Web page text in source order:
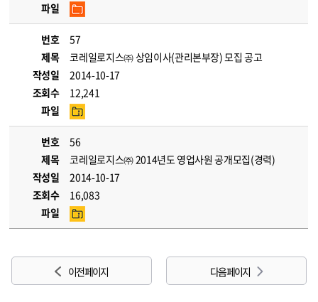
파일
번호
57
제목
코레일로지스㈜ 상임이사(관리본부장) 모집 공고
작성일
2014-10-17
조회수
12,241
파일
번호
56
제목
코레일로지스㈜ 2014년도 영업사원 공개모집(경력)
작성일
2014-10-17
조회수
16,083
파일
이전 페이지 다음 페이지